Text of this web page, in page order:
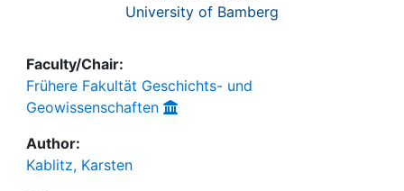
University of Bamberg
Faculty/Chair:
Frühere Fakultät Geschichts- und
Geowissenschaften
Author:
Kablitz, Karsten